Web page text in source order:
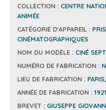
COLLECTION : CENTRE
ANIMÉE
CATÉGORIE D'APPAREIL :
CINÉMATOGRAPHIQUES
NOM DU MODÈLE : CINÉ
NUMÉRO DE FABRICATION :
LIEU DE FABRICATION :
ANNÉE DE FABRICATION : 1921
BREVET : GIUSEPPE